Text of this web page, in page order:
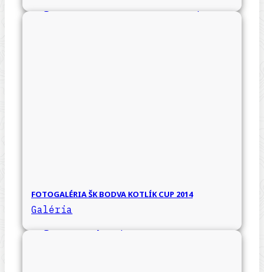
FOTOGALÉRIA ŠK BODVA KOTLÍK CUP 2014
Galéria